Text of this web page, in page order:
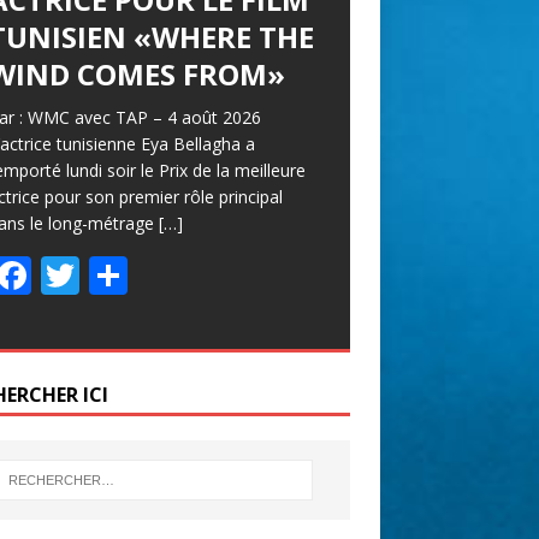
«WHERE THE
COMES FROM»
: WMC avec TAP – 4 août 2026
tunisienne Eya Bellagha a
lundi soir le Prix de la meilleure
pour son premier rôle principal
le long-métrage […]
F
e
b
o
o
T
itt
er
P
ta
er
ICI